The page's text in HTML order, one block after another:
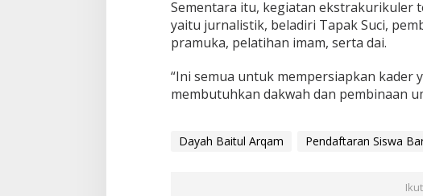
Sementara itu, kegiatan ekstrakurikuler
yaitu jurnalistik, beladiri Tapak Suci,
pramuka, pelatihan imam, serta dai.
“Ini semua untuk mempersiapkan
membutuhkan dakwah dan pembinaan
Dayah Baitul Arqam Pendaftaran Siswa